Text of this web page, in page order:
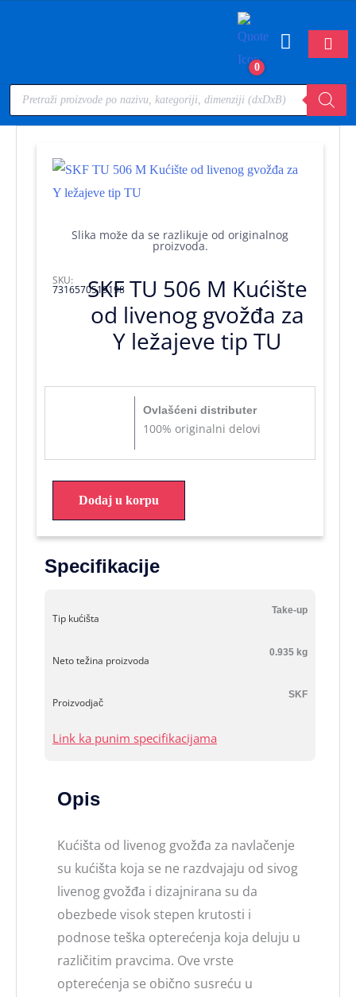
0
Slika može da se razlikuje od originalnog
proizvoda.
SKF TU 506 M Kućište
od livenog gvožđa za
Y ležajeve tip TU
SKU:
7316570519198
Ovlašćeni distributer
100% originalni delovi
Dodaj u korpu
Specifikacije
Tip kućišta
Take-up
Neto težina proizvoda
0.935 kg
Proizvodjač
SKF
Link ka punim specifikacijama
Opis
Kućišta od livenog gvožđa za navlačenje
su kućišta koja se ne razdvajaju od sivog
livenog gvožđa i dizajnirana su da
obezbede visok stepen krutosti i
podnose teška opterećenja koja deluju u
različitim pravcima. Ove vrste
opterećenja se obično susreću u